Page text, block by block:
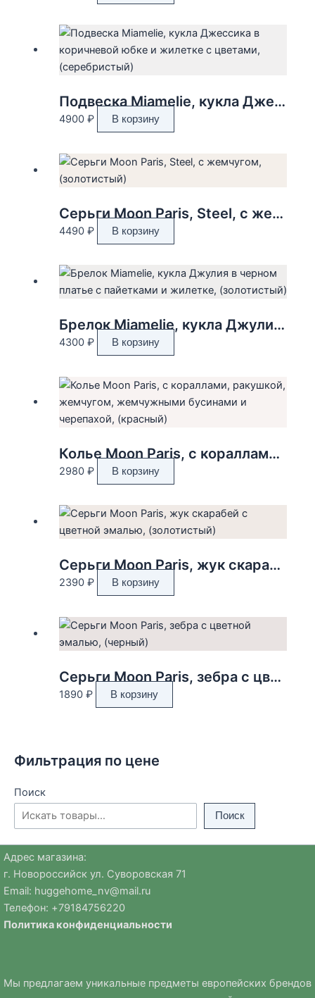
Фильтрация по цене
Поиск
Поиск
Подвеска Miamelie, кукла Джессика в коричневой юбке и жилетке с цветами, (серебристый)
4900 ₽ В корзину
Серьги Moon Paris, Steel, с жемчугом, (золотистый)
4490 ₽ В корзину
Брелок Miamelie, кукла Джулия в черном платье с пайетками и жилетке, (золотистый)
4300 ₽ В корзину
Колье Moon Paris, с кораллами, ракушкой, жемчугом, жемчужными бусинами и черепахой, (красный)
2980 ₽ В корзину
Серьги Moon Paris, жук скарабей с цветной эмалью, (золотистый)
2390 ₽ В корзину
Серьги Moon Paris, зебра с цветной эмалью, (черный)
1890 ₽ В корзину
Адрес магазина:
г. Новороссийск ул. Суворовская 71
Email: huggehome_nv@mail.ru
Телефон: +79184756220
Политика конфиденциальности
Мы предлагаем уникальные предметы европейских брендов